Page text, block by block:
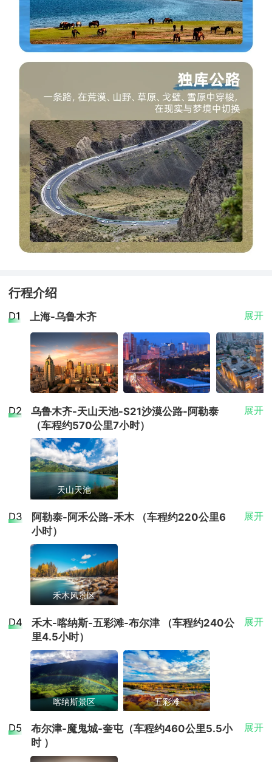
行程介绍
D1 上海-乌鲁木齐 展开
内陆城市—乌鲁木齐（准葛尔蒙古语为“优美的牧场”）
—踏上举世闻名的丝绸之路第一站，这里也是“歌舞之
乡、瓜果之乡、黄金玉石之邦”。
按照航班抵达时间安排工作人员接机前往酒店办理入
住。
交通
游车； 参考航班：9C8865/12:45-18:05或
HO1255/09:50-15:15或FM9219/14:05-19:20或
CZ6996/16:20-21:20或HU6353/08:00-12:55或
9C6495/10:00-15:10等其他时刻相近民航航班，具体
航班以出团通知书所示航班为准！
餐饮
自理
住宿
乌鲁木齐酒店双人标准间（网评4钻）【参考酒
店：罗岚酒店、丽呈酒店、维也纳国际酒店、涵唐
酒店、智选假日酒店、亚馨酒店、建国璞隐酒店、
千烊美华酒店、伊力特酒店、柏蕴天辰酒店、麗枫
酒店、亚馨酒店】
D2
乌鲁木齐-天山天池-S21沙漠公路-阿勒泰
（车程约570公里7小时）
展开
天山天池
结束后乘车经S21沙漠景观高速前往阿勒泰入住酒店休
息。
【S21沙漠景观公路】新疆首条沙漠高速公路——S21
乌鲁木齐至阿勒泰高速公路（以下简称“阿乌高速”）
“高速直达”路程将缩至约5小时。
景点
天山天池
博格达峰北侧，距离乌鲁木齐市约110公里，
是当地颇具代表性的自然景观之一。古称“瑶
池”，在古代神话中被认为是西王母沐浴之地，
赋予了这片水域深厚的文化内涵。天池湖面海
拔约1910米，最深处可达105米，湖水清澈，
倒映着周围的山峦与云杉林，景色如梦如幻，
宛如仙境。景区内自然景观丰富，涵盖高山湖
补充说明：含门票+区间车，游览时间不少于2小时
交通
当地空调旅游车
餐饮
早餐:酒店含早 午餐:含 晚餐:自理
D3
阿勒泰-阿禾公路-禾木 （车程约220公里6
小时）
展开
禾木风景区
彩斑斓的美景，抵达神的自留地---禾木，后换乘区间
车前往【禾木景区】，漫步村间小道或驻足禾木桥，
欣赏禾木风景，晚入住特色木屋民宿酒店休息。
【阿禾公路】连接新疆阿勒泰市与喀纳斯景区禾木
村，是一条融合自然风光与文化底蕴的生态旅游公
路。途中经过小东沟森林公园、奇石拍摄区、乌希里
克湿地、通巴大草原、托勒海特、181牧场等各种自然
景观。（如遇交通管制或恶劣天气导致阿禾公路封
闭，则需换其他道路前往禾木）。
【温馨提示】
D4
禾木-喀纳斯-五彩滩-布尔津 （车程约240公
里4.5小时）
展开
喀纳斯景区 五彩滩
早起，禾木的日出是不容错过的，感兴趣的朋友可以
登临禾木古村背后的哈登平台，在晨雾、炊烟、白桦
林包围的古村中，享受大自然的静怡美好，后出发前
D5
布尔津-魔鬼城-奎屯（车程约460公里5.5小
时 ）
展开